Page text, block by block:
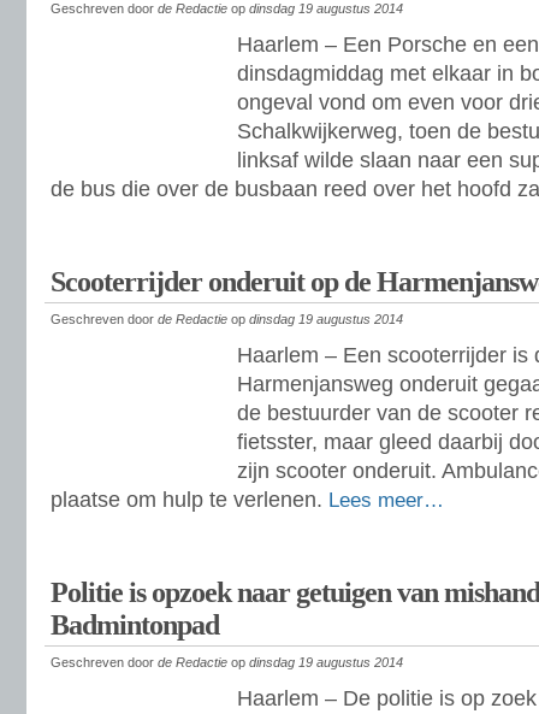
Geschreven door de Redactie op dinsdag 19 augustus 2014
Haarlem – Een Porsche en
dinsdagmiddag met elkaar in
ongeval vond om even voor
Schalkwijkerweg, toen de
linksaf wilde slaan naar een
de bus die over de busbaan reed over het hoofd
Scooterrijder onderuit op de
Geschreven door de Redactie op dinsdag 19 augustus 2014
Haarlem – Een scooterrijder is
Harmenjansweg onderuit
de bestuurder van de scooter
fietsster, maar gleed daarbij
zijn scooter onderuit.
plaatse om hulp te verlenen. Lees meer…
Politie is opzoek naar getuigen van
Badmintonpad
Geschreven door de Redactie op dinsdag 19 augustus 2014
Haarlem – De politie is op